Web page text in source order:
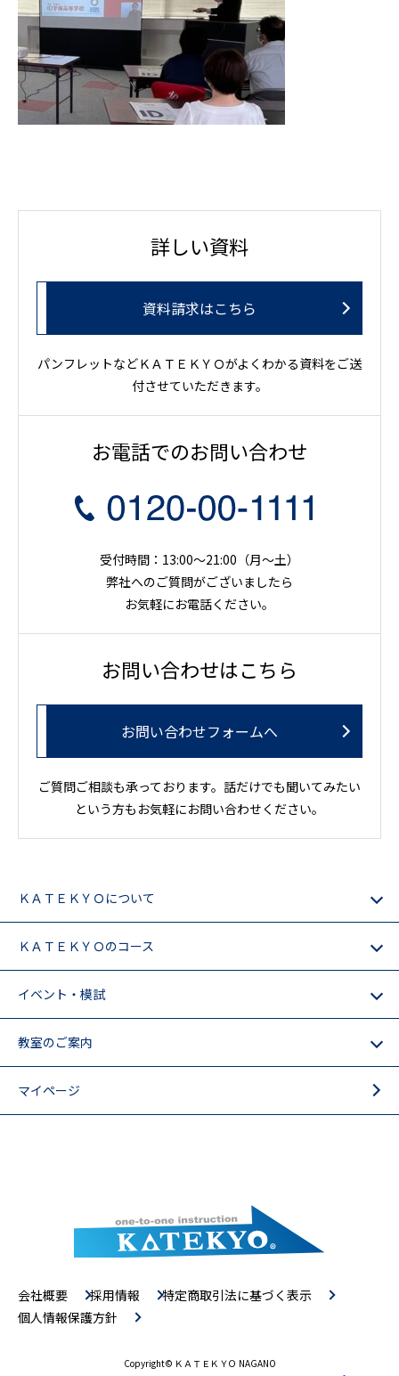
詳しい資料
資料請求はこちら
パンフレットなどＫＡＴＥＫＹＯがよくわかる資料をご送
付させていただきます。
お電話でのお問い合わせ
受付時間：13:00～21:00（月〜土）
弊社へのご質問がございましたら
お気軽にお電話ください。
お問い合わせはこちら
お問い合わせフォームへ
ご質問ご相談も承っております。話だけでも聞いてみたい
という方もお気軽にお問い合わせください。
ＫＡＴＥＫＹＯについて
ＫＡＴＥＫＹＯのコース
イベント・模試
教室のご案内
マイページ
会社概要 採用情報
特定商取引法に基づく表示
個人情報保護方針
Copyright© ＫＡＴＥＫＹＯ NAGANO